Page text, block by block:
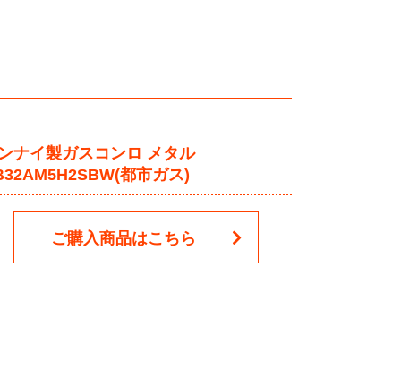
ナイ製ガスコンロ メタル
都市ガス)
ご購入商品はこちら